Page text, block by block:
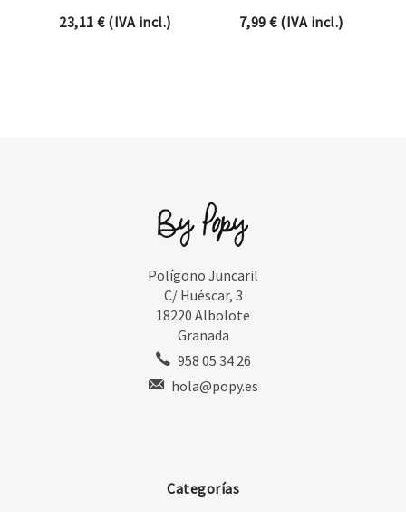
23,11€(IVA incl.) 7,99 €(IVA incl.)
Polígono Juncaril
C/ Huéscar, 3
18220 Albolote
Granada
958 05 34 26
hola@popy.es
Categorías